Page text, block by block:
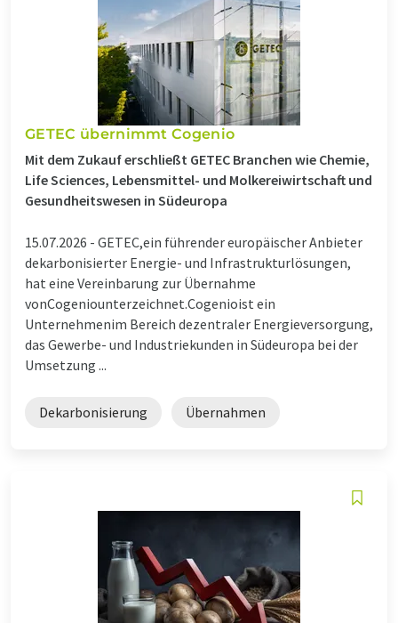
GETEC übernimmt Cogenio
Mit dem Zukauf erschließt GETEC Branchen wie Chemie,
Life Sciences, Lebensmittel- und Molkereiwirtschaft und
Gesundheitswesen in Südeuropa
15.07.2026 - GETEC,ein führender europäischer Anbieter
dekarbonisierter Energie- und Infrastrukturlösungen,
hat eine Vereinbarung zur Übernahme
vonCogeniounterzeichnet.Cogenioist ein
Unternehmenim Bereich dezentraler Energieversorgung,
das Gewerbe- und Industriekunden in Südeuropa bei der
Umsetzung ...
Dekarbonisierung Übernahmen